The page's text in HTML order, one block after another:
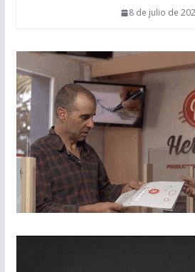
8 de julio de